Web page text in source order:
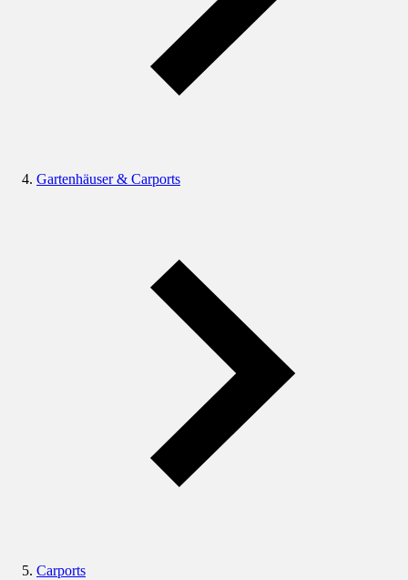
Gartenhäuser & Carports
Carports